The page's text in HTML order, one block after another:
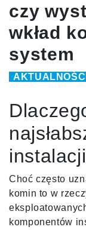
czy
wkład
system
AKTUALNOŚCI
Choć często
komin to w
komponentów